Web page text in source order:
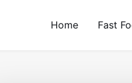
Home Fast